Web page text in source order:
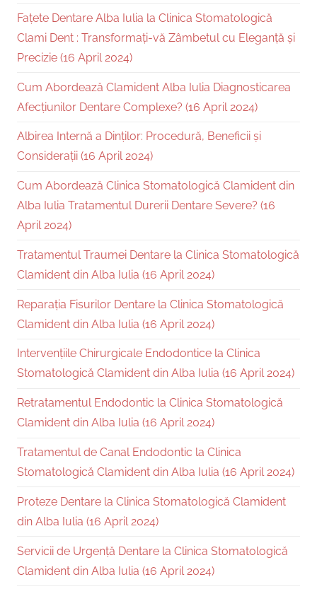
Fațete Dentare Alba Iulia la Clinica Stomatologică
Clami Dent : Transformați-vă Zâmbetul cu Eleganță și
Precizie (16 April 2024)
Cum Abordează Clamident Alba Iulia Diagnosticarea
Afecțiunilor Dentare Complexe? (16 April 2024)
Albirea Internă a Dinților: Procedură, Beneficii și
Considerații (16 April 2024)
Cum Abordează Clinica Stomatologică Clamident din
Alba Iulia Tratamentul Durerii Dentare Severe? (16
April 2024)
Tratamentul Traumei Dentare la Clinica Stomatologică
Clamident din Alba Iulia (16 April 2024)
Reparația Fisurilor Dentare la Clinica Stomatologică
Clamident din Alba Iulia (16 April 2024)
Intervențiile Chirurgicale Endodontice la Clinica
Stomatologică Clamident din Alba Iulia (16 April 2024)
Retratamentul Endodontic la Clinica Stomatologică
Clamident din Alba Iulia (16 April 2024)
Tratamentul de Canal Endodontic la Clinica
Stomatologică Clamident din Alba Iulia (16 April 2024)
Proteze Dentare la Clinica Stomatologică Clamident
din Alba Iulia (16 April 2024)
Servicii de Urgență Dentare la Clinica Stomatologică
Clamident din Alba Iulia (16 April 2024)